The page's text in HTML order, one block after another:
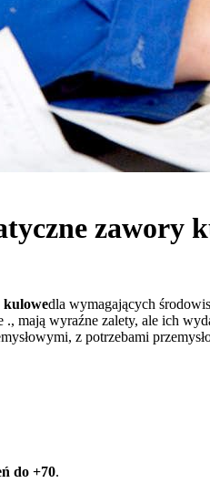
zawory
kulowedla wymagających
., mają wyraźne zalety, ale ich
z potrzebami
do +70.